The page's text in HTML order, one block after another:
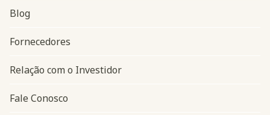
Navegação do rodapé
Blog
Fornecedores
Relação com o Investidor
Fale Conosco